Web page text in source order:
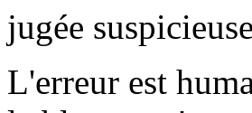
jugée
L'erreur est